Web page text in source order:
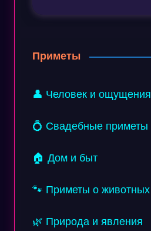
Приметы
👤 Человек и ощущения
💍 Свадебные приметы
🏠 Дом и быт
🐾 Приметы о животных
🌿 Природа и явления